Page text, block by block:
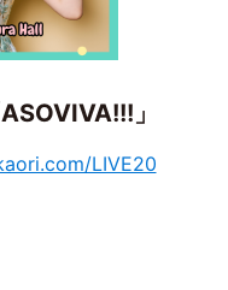
」
LIVE20